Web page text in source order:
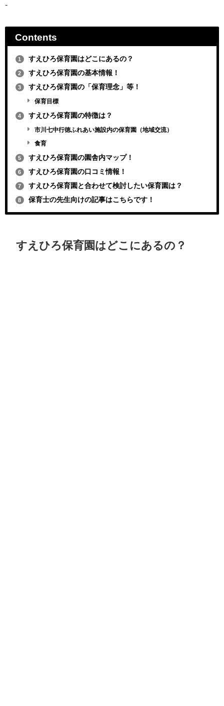
-
Contents
1 すえひろ保育園はどこにあるの？
2 すえひろ保育園の基本情報！
3 すえひろ保育園の「保育理念」等！
保育目標
4 すえひろ保育園の特徴は？
市川七中行徳ふれあい施設内の保育園（地域交流）
食育
5 すえひろ保育園の園舎内マップ！
6 すえひろ保育園の口コミ情報！
7 すえひろ保育園と合わせて検討したい保育園は？
8 保育士の先生向けの記事はこちらです！
すえひろ保育園はどこにあるの？